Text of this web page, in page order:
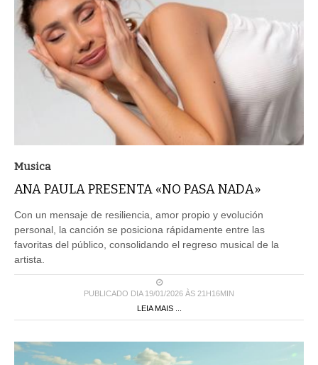
Musica
ANA PAULA PRESENTA «NO PASA NADA»
Con un mensaje de resiliencia, amor propio y evolución
personal, la canción se posiciona rápidamente entre las
favoritas del público, consolidando el regreso musical de la
artista.
PUBLICADO DIA 19/01/2026 ÀS 21H16MIN
LEIA MAIS ...